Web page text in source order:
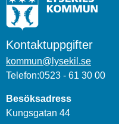
Kontaktuppgifter
kommun@lysekil.se
Telefon:0523 - 61 30 00
Besöksadress
Kungsgatan 44